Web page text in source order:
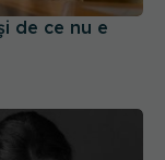
de ce nu e